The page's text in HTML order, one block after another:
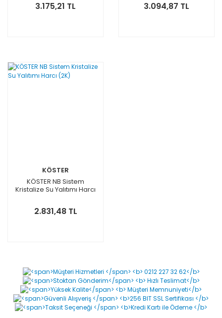
3.175,21 TL 3.094,87 TL
KÖSTER
KÖSTER NB Sistem
Kristalize Su Yalıtımı Harcı
2.831,48 TL